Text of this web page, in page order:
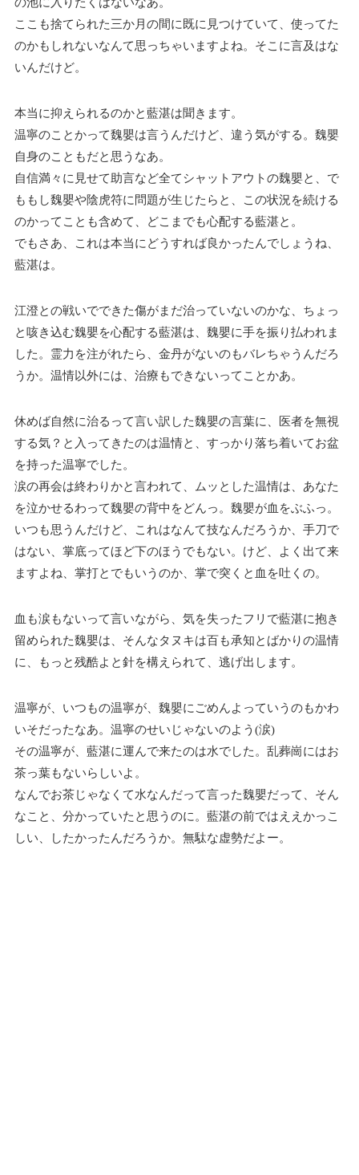
ここも捨てられた三か月の間に既に見つけていて、使ってた
のかもしれないなんて思っちゃいますよね。そこに言及はな
いんだけど。
本当に抑えられるのかと藍湛は聞きます。
温寧のことかって魏嬰は言うんだけど、違う気がする。魏嬰
自身のこともだと思うなあ。
自信満々に見せて助言など全てシャットアウトの魏嬰と、で
ももし魏嬰や陰虎符に問題が生じたらと、この状況を続ける
のかってことも含めて、どこまでも心配する藍湛と。
でもさあ、これは本当にどうすれば良かったんでしょうね、
藍湛は。
江澄との戦いでできた傷がまだ治っていないのかな、ちょっ
と咳き込む魏嬰を心配する藍湛は、魏嬰に手を振り払われま
した。霊力を注がれたら、金丹がないのもバレちゃうんだろ
うか。温情以外には、治療もできないってことかあ。
休めば自然に治るって言い訳した魏嬰の言葉に、医者を無視
する気？と入ってきたのは温情と、すっかり落ち着いてお盆
を持った温寧でした。
涙の再会は終わりかと言われて、ムッとした温情は、あなた
を泣かせるわって魏嬰の背中をどんっ。魏嬰が血をぶふっ。
いつも思うんだけど、これはなんて技なんだろうか、手刀で
はない、掌底ってほど下のほうでもない。けど、よく出て来
ますよね、掌打とでもいうのか、掌で突くと血を吐くの。
血も涙もないって言いながら、気を失ったフリで藍湛に抱き
留められた魏嬰は、そんなタヌキは百も承知とばかりの温情
に、もっと残酷よと針を構えられて、逃げ出します。
温寧が、いつもの温寧が、魏嬰にごめんよっていうのもかわ
いそだったなあ。温寧のせいじゃないのよう(涙)
その温寧が、藍湛に運んで来たのは水でした。乱葬崗にはお
茶っ葉もないらしいよ。
なんでお茶じゃなくて水なんだって言った魏嬰だって、そん
なこと、分かっていたと思うのに。藍湛の前ではええかっこ
しい、したかったんだろうか。無駄な虚勢だよー。